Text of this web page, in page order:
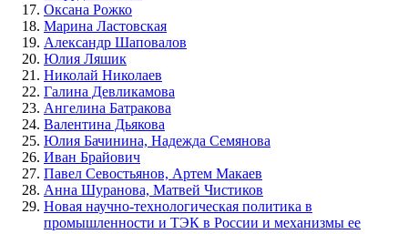
Оксана Рожко
Марина Ластовская
Александр Шаповалов
Юлия Ляшик
Николай Николаев
Галина Девликамова
Ангелина Батракова
Валентина Дьякова
Юлия Бачинина, Надежда Семянова
Иван Брайович
Павел Севостьянов, Артем Макаев
Анна Шуранова, Матвей Чистиков
Новая научно-технологическая политика в
промышленности и ТЭК в России и механизмы ее